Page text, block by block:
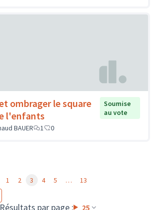
ombrager le square
l'enfants
Soumise
au vote
BAUER
1 0
Résultats par page : 25
1 2 3 4 5 … 13